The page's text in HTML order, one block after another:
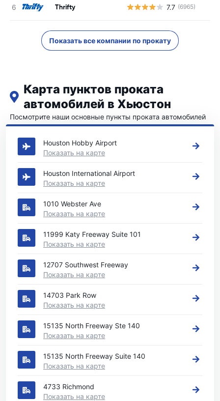
Thrifty 7.7 (6965)
Показать все компании по прокату
Карта пунктов проката
автомобилей в Хьюстон
Посмотрите наши основные пункты проката автомобилей
в Хьюстон
Houston Hobby Airport
Показать на карте
Houston International Airport
Показать на карте
1010 Webster Ave
Показать на карте
11999 Katy Freeway Suite 101
Показать на карте
12707 Southwest Freeway
Показать на карте
14703 Park Row
Показать на карте
15135 North Freeway Ste 140
Показать на карте
15135 North Freeway Suite 140
Показать на карте
4733 Richmond
Показать на карте